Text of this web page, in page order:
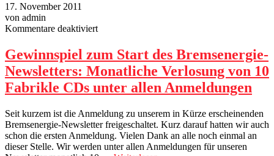
17. November 2011
von admin
Kommentare deaktiviertfür
Start
des
Bremsenergie-
Newsletters:
Verlosung
von
10
Fabrikle
Gewinnspiel zum Start des Bremsenergie-
Newsletters: Monatliche Verlosung von 10
Fabrikle CDs unter allen Anmeldungen
Seit kurzem ist die Anmeldung zu unserem in Kürze erscheinenden
Bremsenergie-Newsletter freigeschaltet. Kurz darauf hatten wir auch
schon die ersten Anmeldung. Vielen Dank an alle noch einmal an
dieser Stelle. Wir werden unter allen Anmeldungen für unseren